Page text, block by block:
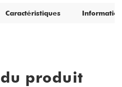
Caractéristiques
produit